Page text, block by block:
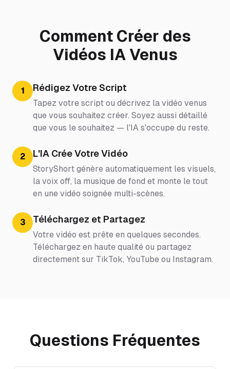
Comment Créer des
Vidéos IA Venus
1 Rédigez Votre Script
Tapez votre script ou décrivez la vidéo venus
que vous souhaitez créer. Soyez aussi détaillé
que vous le souhaitez — l'IA s'occupe du reste.
2 L'IA Crée Votre Vidéo
StoryShort génère automatiquement les visuels,
la voix off, la musique de fond et monte le tout
en une vidéo soignée multi-scènes.
3 Téléchargez et Partagez
Votre vidéo est prête en quelques secondes.
Téléchargez en haute qualité ou partagez
directement sur TikTok, YouTube ou Instagram.
Questions Fréquentes